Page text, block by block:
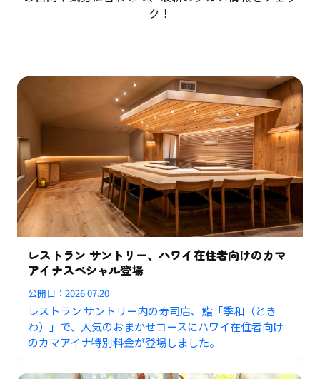
ク！
レストラン サントリー、ハワイ在住者向けのカマ
アイナスペシャル登場
公開日：2026.07.20
レストラン サントリー内の寿司店、鮨「季和（とき
わ）」で、人気のおまかせコースにハワイ在住者向け
のカマアイナ特別料金が登場しました。